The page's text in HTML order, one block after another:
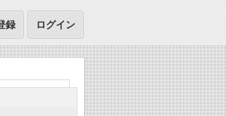
ログイン
録